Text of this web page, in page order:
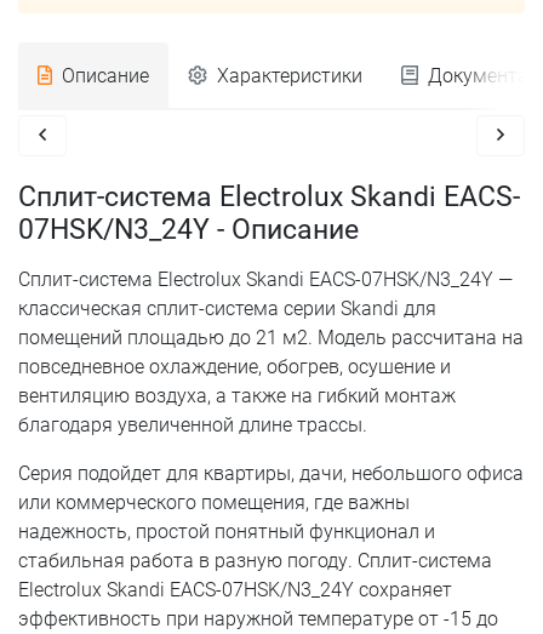
Описание Характеристики
Сплит-система Electrolux Skandi EACS-
07HSK/N3_24Y - Описание
Сплит-система Electrolux Skandi EACS-07HSK/N3_24Y —
классическая сплит-система серии Skandi для
помещений площадью до 21 м2. Модель рассчитана на
повседневное охлаждение, обогрев, осушение и
вентиляцию воздуха, а также на гибкий монтаж
благодаря увеличенной длине трассы.
Серия подойдет для квартиры, дачи, небольшого офиса
или коммерческого помещения, где важны
надежность, простой понятный функционал и
стабильная работа в разную погоду. Сплит-система
Electrolux Skandi EACS-07HSK/N3_24Y сохраняет
эффективность при наружной температуре от -15 до